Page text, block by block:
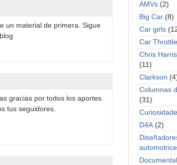
un material de primera. Sigue
gracias por todos los aportes
tus seguidores.
AMVs (2)
Big Car (8)
Car girls
Car Throttle
Chris
(11)
Clarkson
Columnas
(31)
D4A (2)